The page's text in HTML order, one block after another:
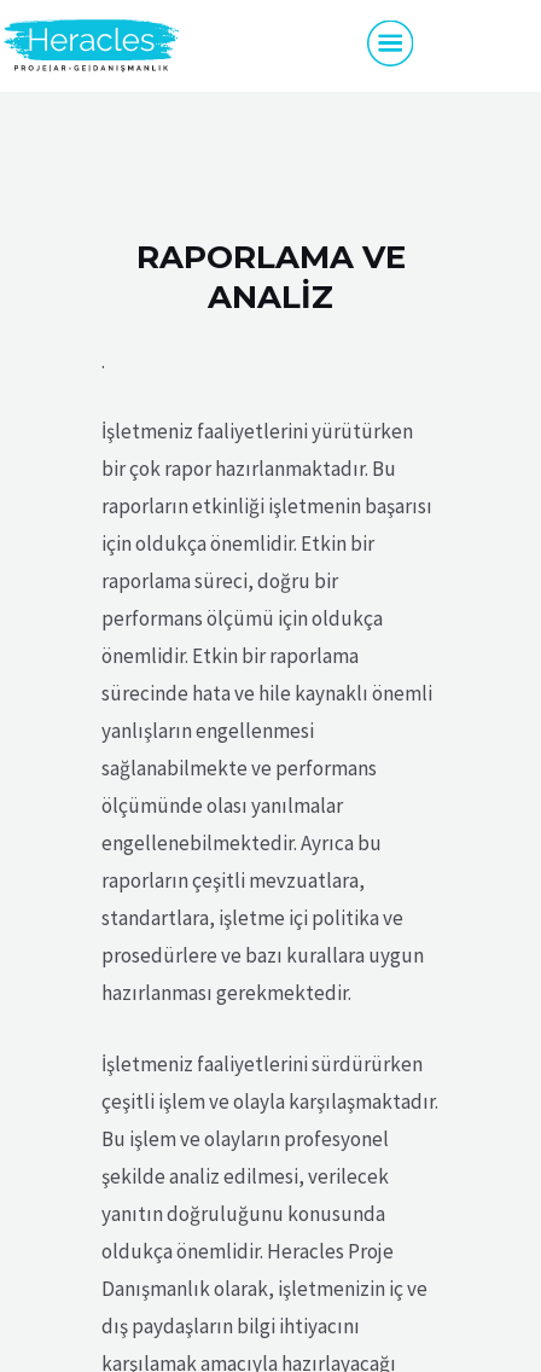
RAPORLAMA VE
ANALIZ
.
İşletmeniz faaliyetlerini yürütürken
bir çok rapor hazırlanmaktadır. Bu
raporların etkinliği işletmenin başarısı
için oldukça önemlidir. Etkin bir
raporlama süreci, doğru bir
performans ölçümü için oldukça
önemlidir. Etkin bir raporlama
sürecinde hata ve hile kaynaklı önemli
yanlışların engellenmesi
sağlanabilmekte ve performans
ölçümünde olası yanılmalar
engellenebilmektedir. Ayrıca bu
raporların çeşitli mevzuatlara,
standartlara, işletme içi politika ve
prosedürlere ve bazı kurallara uygun
hazırlanması gerekmektedir.
İşletmeniz faaliyetlerini sürdürürken
çeşitli işlem ve olayla karşılaşmaktadır.
Bu işlem ve olayların profesyonel
şekilde analiz edilmesi, verilecek
yanıtın doğruluğunu konusunda
oldukça önemlidir. Heracles Proje
Danışmanlık olarak, işletmenizin iç ve
dış paydaşların bilgi ihtiyacını
karşılamak amacıyla hazırlayacağı